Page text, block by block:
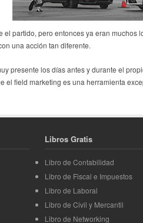
el partido, pero entonces ya eran
una acción tan diferente.
presente los días antes y durante el
el field marketing es una herramienta
Libros Gratis
Libro de Contabilidad
Libro de Fiscal e Impuestos
Libro de Laboral
Libro de Civil y Mercantil
Libro de Networking